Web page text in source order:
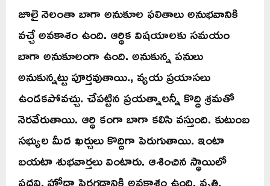
జూలై నెలంతా బాగా అనుకూల ఫలితాలు అనుభవానికి
వచ్చే అవకాశం ఉంది. ఆర్థిక విషయాలకు సమయం
బాగా అనుకూలంగా ఉంది. అనుకున్న పనులు
అనుకున్నట్టు పూర్తవుతాయి., వ్యయ ప్రయాసలు
ఉండకపోవచ్చు. చేపట్టిన ప్రయత్నాలన్నీ కొద్ది శ్రమతో
నెరవేరుతాయి. ఆర్థి కంగా బాగా కలిసి వస్తుంది. కుటుంబ
సభ్యుల మీద ఖర్చులు కొద్దిగా పెరుగుతాయి. ఇంటా
బయటా శుభవార్తలు వింటారు. ఆశించిన స్థాయిలో